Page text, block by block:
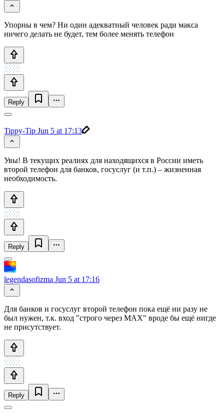
Упорны в чем? Ни один адекватный человек ради макса
ничего делать не будет, тем более менять телефон
Reply
Tippy-Tip Jun 5 at 17:13
Увы! В текущих реалиях для находящихся в России иметь
второй телефон для банков, госуслуг (и т.п.) – жизненная
необходимость.
Reply
legendasofizma Jun 5 at 17:16
Для банков и госуслуг второй телефон пока ещё ни разу не
был нужен, т.к. вход "строго через MAX" вроде бы ещё нигде
не присутствует.
Reply